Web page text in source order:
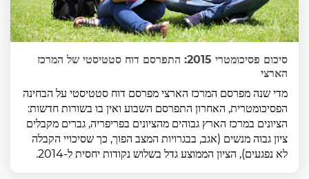
סיכום פסיכומטרי 2015: התפרסם דוח סטטיסטי של המרכז
הארצי
מדי שנה מפרסם המרכז הארצי מפרסם דוח סטטיסטי על הבחינה
הפסיכומטרית, האחרון התפרסם השבוע ואין בו בשורות חדשות:
הציונים במרכז הארץ גבוהים מהציונים בפריפריה, גברים מקבלים
ציון גבוה מנשים (אגב, בבגרויות המצב הפוך, כך שסיכויי הקבלה
לא נפגעים), הציון הממוצע גדל בשלוש נקודות יחסית ל-2014.